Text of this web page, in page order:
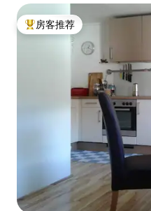
热门「房客推荐」
房客推荐